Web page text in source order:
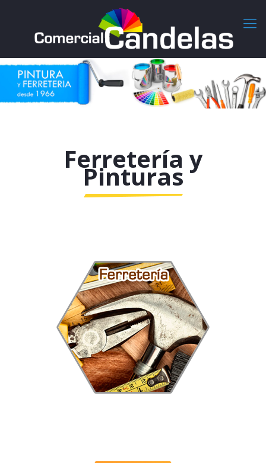
Ferretería y
Pinturas